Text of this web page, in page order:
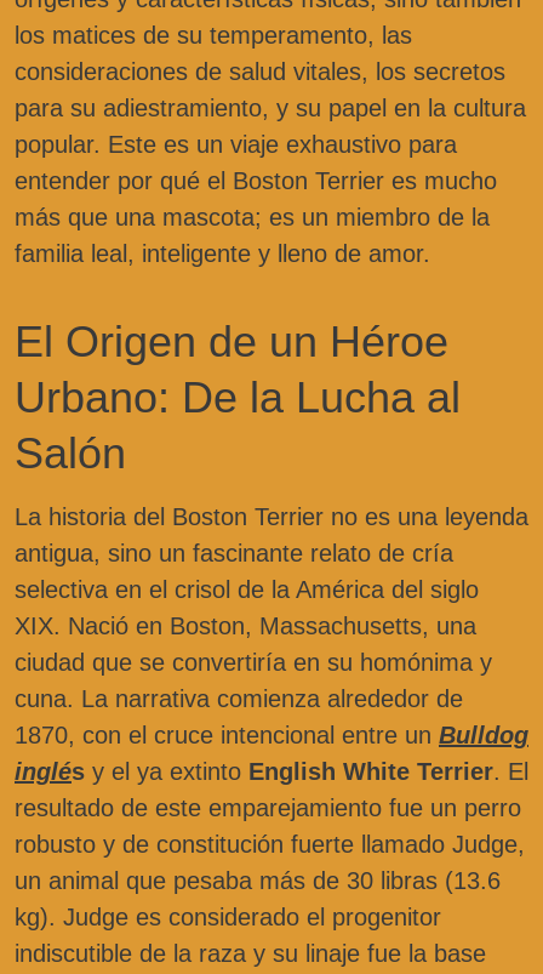
los matices de su temperamento, las
consideraciones de salud vitales, los secretos
para su adiestramiento, y su papel en la cultura
popular. Este es un viaje exhaustivo para
entender por qué el Boston Terrier es mucho
más que una mascota; es un miembro de la
familia leal, inteligente y lleno de amor.
El Origen de un Héroe
Urbano: De la Lucha al
Salón
La historia del Boston Terrier no es una leyenda
antigua, sino un fascinante relato de cría
selectiva en el crisol de la América del siglo
XIX. Nació en Boston, Massachusetts, una
ciudad que se convertiría en su homónima y
cuna. La narrativa comienza alrededor de
1870, con el cruce intencional entre un Bulldog
inglés y el ya extinto English White Terrier. El
resultado de este emparejamiento fue un perro
robusto y de constitución fuerte llamado Judge,
un animal que pesaba más de 30 libras (13.6
kg). Judge es considerado el progenitor
indiscutible de la raza y su linaje fue la base